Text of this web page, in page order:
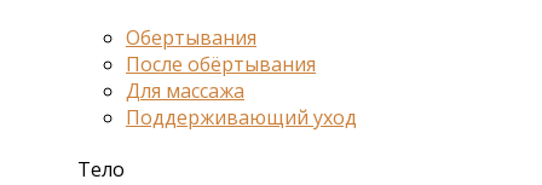
Обертывания
После обёртывания
Для массажа
Поддерживающий уход
Тело